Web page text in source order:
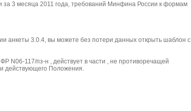
за 3 месяца 2011 года, требований Минфина России к формам
анкеты 3.0.4, вы можете без потери данных открыть шаблон с
N06-117/пз-н , действует в части , не противоречащей
действующего Положения.